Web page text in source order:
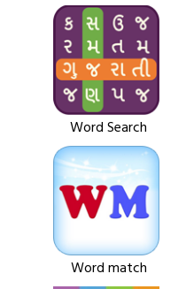
Word Search
Word match